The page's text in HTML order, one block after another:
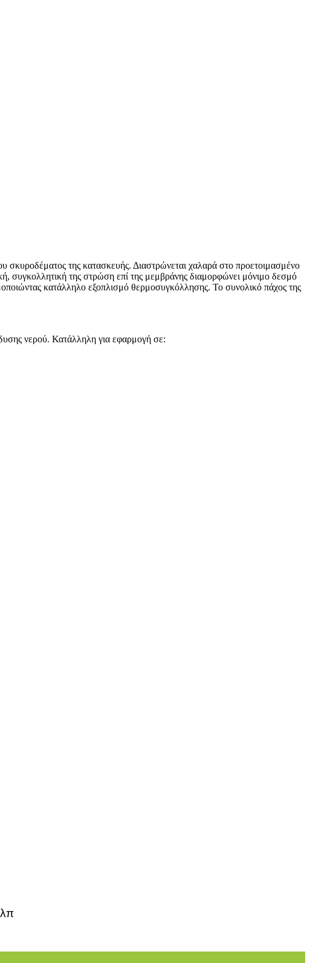
της κατασκευής. Διαστρώνεται χαλαρά στο προετοιμασμένο
συγκολλητική της στρώση επί της μεμβράνης διαμορφώνει μόνιμο δεσμό
κατάλληλο εξοπλισμό θερμοσυγκόλλησης. Το συνολικό πάχος της
νερού. Κατάλληλη για εφαρμογή σε: